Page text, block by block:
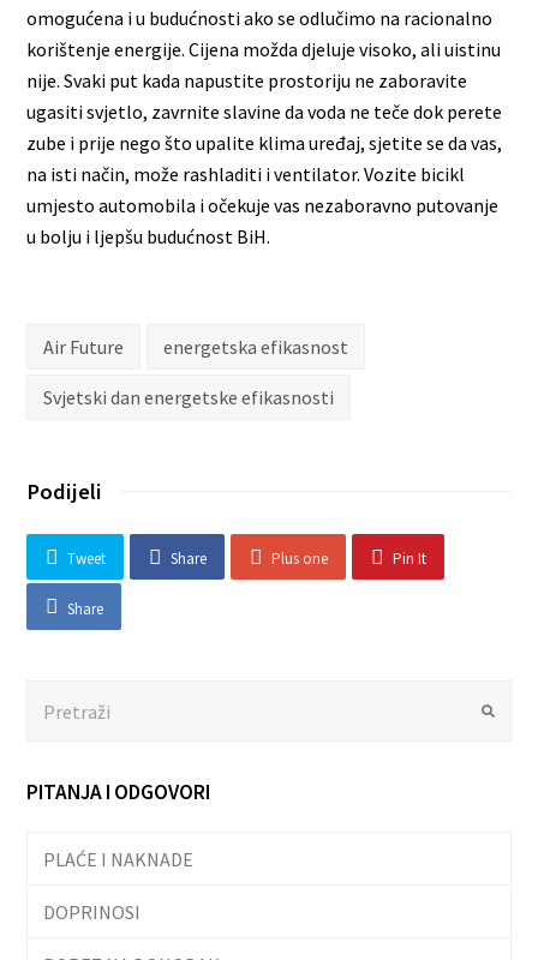
omogućena i u budućnosti ako se odlučimo na racionalno
korištenje energije. Cijena možda djeluje visoko, ali uistinu
nije. Svaki put kada napustite prostoriju ne zaboravite
ugasiti svjetlo, zavrnite slavine da voda ne teče dok perete
zube i prije nego što upalite klima uređaj, sjetite se da vas,
na isti način, može rashladiti i ventilator. Vozite bicikl
umjesto automobila i očekuje vas nezaboravno putovanje
u bolju i ljepšu budućnost BiH.
Air Future energetska efikasnost
Svjetski dan energetske efikasnosti
Podijeli
Tweet Share Plus one Pin It
Share
PITANJA I ODGOVORI
PLAĆE I NAKNADE
DOPRINOSI